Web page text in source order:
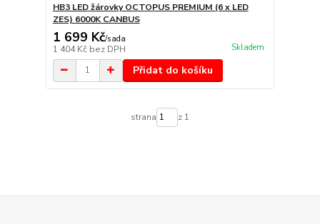
HB3 LED žárovky OCTOPUS PREMIUM (6 x LED
ZES) 6000K CANBUS
1 699 Kč/sada
1 404 Kč bez DPH Skladem
Přidat do košíku
strana z 1